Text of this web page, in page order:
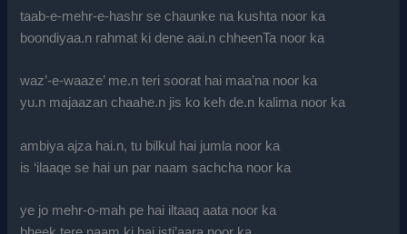
taab-e-mehr-e-hashr se chaunke na kushta noor ka
boondiyaa.n rahmat ki dene aai.n chheenTa noor ka
waz’-e-waaze’ me.n teri soorat hai maa’na noor ka
yu.n majaazan chaahe.n jis ko keh de.n kalima noor ka
ambiya ajza hai.n, tu bilkul hai jumla noor ka
is ‘ilaaqe se hai un par naam sachcha noor ka
ye jo mehr-o-mah pe hai iltaaq aata noor ka